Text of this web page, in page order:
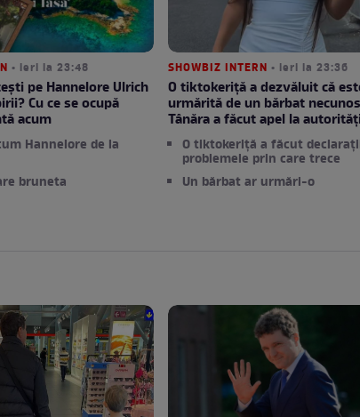
• ieri la 23:48
pe Hannelore Ulrich
Cu ce se ocupă
acum
Hannelore de la
bruneta
SHOWBIZ INTERN • ieri la 23:36
O tiktokeriță a dezvăluit că
urmărită de un bărbat
Tânăra a făcut apel la
O tiktokeriță a făcut
problemele prin care trece
Un bărbat ar urmări-o